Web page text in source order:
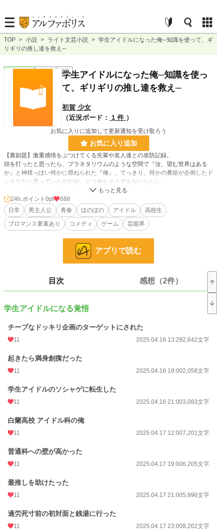
TOP > 小説 > ライト文芸小説 > 学生アイドルになった俺─知識を使って、ギ
リギリの推し達を救え─
ライト文芸 連載中 長編
学生アイドルになった俺─知識を使っ
て、ギリギリの推し達を救え─
初賀 少女
（近況ボード：
1 件 ）
お気に入りに追加して更新通知を受け取ろう
お気に入り追加
【裏副題】激重感情をぶつけてくる先輩や友人達との攻防記録。
頭を打ったと思ったら、プラネタリウムのような空間で『汝、望む世界はある
か』と神様っぽい何かに尋ねられた『俺』。てっきり、何かの番組が企画したド
ッキリだと思っていたのだが、どうやらそうでもないらしい。
神様っぽい何かとのやり取りや前世のこともすっかり忘れ、俺はソシャゲのアイ
ドル育成・音ゲームに転生していた。しかも、舞台である『白蘭高校 アイドル
科』に在籍する姫城誠という美少年に生まれ変わっている始末。
しかし、自分のことを覚えていないのにゲーム内容を覚えていた俺は、最初は学
生アイドルだなんてごめんだと思っていた筈なのに、知らず知らずの内に遭遇し
これは語り手が学生アイドルとして同じ学生アイドル達を時に励まし、時に蹴散
らし、時にツッコミを入れるハイテンションファンタジー。
そして、たまに原作を改変し、覚えている内容と違う！と狼狽えている日常系で
◆基本的には男しかいないアイドル科でほのぼのしていますが、まれに芸能界の
闇に触れてぎゃっとなったり、挫折しそうな仲間を支え合ったりする青春物で
◆BLというよりかは、友情の種類を楽しむブロマンス要素を含む作品です（先
輩後輩、クラスメイト、チームメイト等）。ですが、最終的な解釈は読者の皆様
◆起承転結の『起』の部分である【序章】・【第一幕】の投稿が終了し、『承』
の初めの方の話にあたる【第二幕】もそろそろ完結します。
小説
ライト文芸 9,590 位 / 9,590 件
お気に入り
24h.ポイント 0 pt
文字数
更新日時 2026.04.20 20:00
週間ポイント 140 pt (29,604 位)
24h.ポイント 0pt
688
日常
男主人公 青春 ほのぼの アイドル
高校生
ブロマンス要素あり
コメディ ゲーム 芸能界
アプリで読む
目次 感想（2件）
学生アイドルになる覚悟
チープなドッキリ企画のターゲットにされた
11 2025.04.16 13:292,642文字
起きたら満身創痍だった
11 2025.04.16 19:002,058文字
学生アイドルのソシャゲに転生した
11 2025.04.16 21:003,083文字
白蘭高校 アイドル科の俺
11 2025.04.17 12:007,201文字
普通科への壁が高かった
11 2025.04.17 19:006,205文字
最推しを助けたった
11 2025.04.17 21:005,996文字
過労死寸前の初対面と銭湯に行った
11 2025.04.17 23:008,202文字